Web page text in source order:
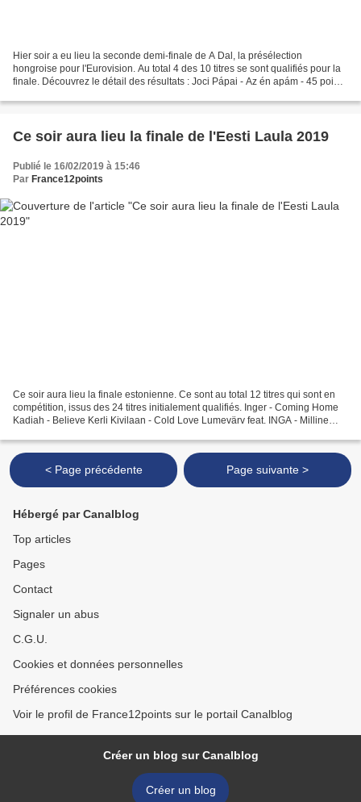
Hier soir a eu lieu la seconde demi-finale de A Dal, la présélection
hongroise pour l'Eurovision. Au total 4 des 10 titres se sont qualifiés pour la
finale. Découvrez le détail des résultats : Joci Pápai - Az én apám - 45 points
Ce soir aura lieu la finale de l'Eesti Laula 2019
Publié le 16/02/2019 à 15:46
Par France12points
Ce soir aura lieu la finale estonienne. Ce sont au total 12 titres qui sont en
compétition, issus des 24 titres initialement qualifiés. Inger - Coming Home
Kadiah - Believe Kerli Kivilaan - Cold Love Lumevärv feat. INGA - Milline
< Page précédente Page suivante >
Hébergé par Canalblog
Top articles
Pages
Contact
Signaler un abus
C.G.U.
Cookies et données personnelles
Préférences cookies
Voir le profil de France12points sur le portail Canalblog
Créer un blog sur Canalblog
Créer un blog